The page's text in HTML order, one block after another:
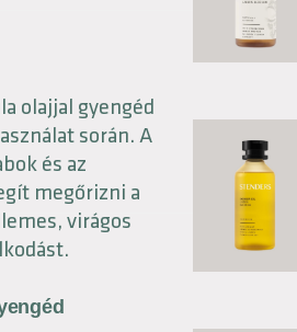
olajjal gyengéd
során. A
és az
megőrizni a
virágos